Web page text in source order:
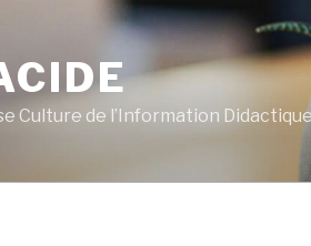
Culture de l’Information